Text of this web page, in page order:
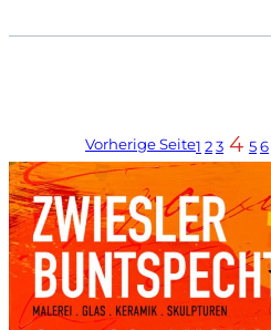
Vorherige Seite1 23 4 56